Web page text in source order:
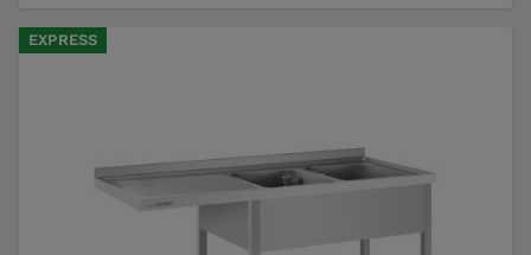
EXPRESS